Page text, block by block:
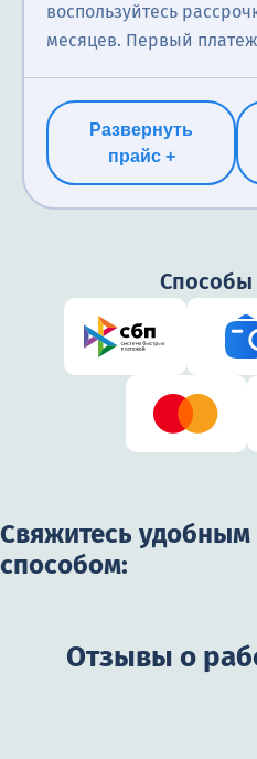
воспользуйтесь
месяцев. Первый
Развернуть
прайс +
Способы
Свяжитесь удобным
способом:
Отзывы о